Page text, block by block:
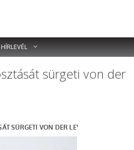
sürgeti von der